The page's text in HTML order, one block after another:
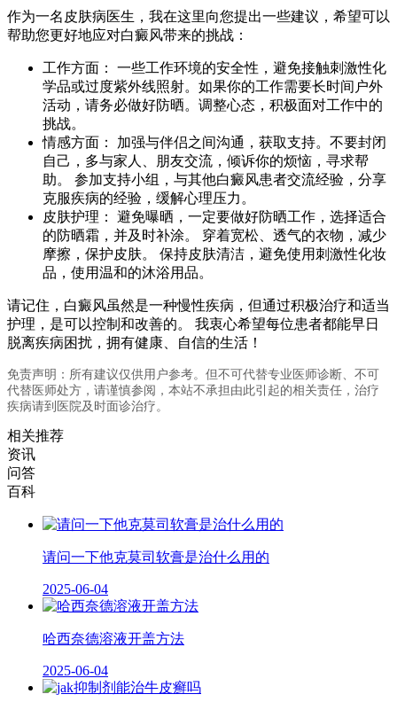
作为一名皮肤病医生，我在这里向您提出一些建议，希望可以
帮助您更好地应对白癜风带来的挑战：
工作方面： 一些工作环境的安全性，避免接触刺激性化
学品或过度紫外线照射。如果你的工作需要长时间户外
活动，请务必做好防晒。调整心态，积极面对工作中的
挑战。
情感方面： 加强与伴侣之间沟通，获取支持。不要封闭
自己，多与家人、朋友交流，倾诉你的烦恼，寻求帮
助。 参加支持小组，与其他白癜风患者交流经验，分享
克服疾病的经验，缓解心理压力。
皮肤护理： 避免曝晒，一定要做好防晒工作，选择适合
的防晒霜，并及时补涂。 穿着宽松、透气的衣物，减少
摩擦，保护皮肤。 保持皮肤清洁，避免使用刺激性化妆
品，使用温和的沐浴用品。
请记住，白癜风虽然是一种慢性疾病，但通过积极治疗和适当
护理，是可以控制和改善的。 我衷心希望每位患者都能早日
脱离疾病困扰，拥有健康、自信的生活！
免责声明：所有建议仅供用户参考。但不可代替专业医师诊断、不可
代替医师处方，请谨慎参阅，本站不承担由此引起的相关责任，治疗
疾病请到医院及时面诊治疗。
相关推荐
资讯
问答
百科
请问一下他克莫司软膏是治什么用的
2025-06-04
哈西奈德溶液开盖方法
2025-06-04